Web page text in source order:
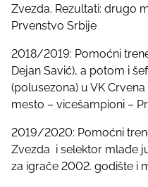
Zvezda. Rezultati: drugo
Prvenstvo Srbije
2018/2019: Pomoćni
Dejan Savić), a potom i
(polusezona) u VK
mesto – vicešampioni –
2019/2020: Pomoćni
Zvezda i selektor mlađe
za igrače 2002. godište i